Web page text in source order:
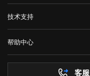
购买流程
服务条款
公司介绍
举报中心
隐私声明
技术支持
网站备案
技术文档
帮助中心
服务器问题
客